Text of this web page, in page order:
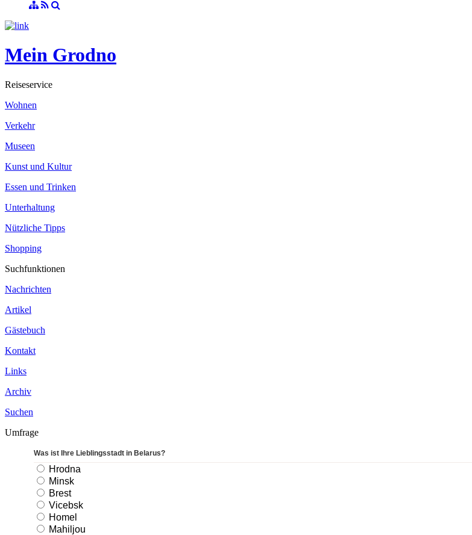
Mein Grodno
Reiseservice
Wohnen
Verkehr
Museen
Kunst und Kultur
Essen und Trinken
Unterhaltung
Nützliche Tipps
Shopping
Suchfunktionen
Nachrichten
Artikel
Gästebuch
Kontakt
Links
Archiv
Suchen
Umfrage
Was ist Ihre Lieblingsstadt in Belarus?
Hrodna
Minsk
Brest
Vicebsk
Homel
Mahiljou